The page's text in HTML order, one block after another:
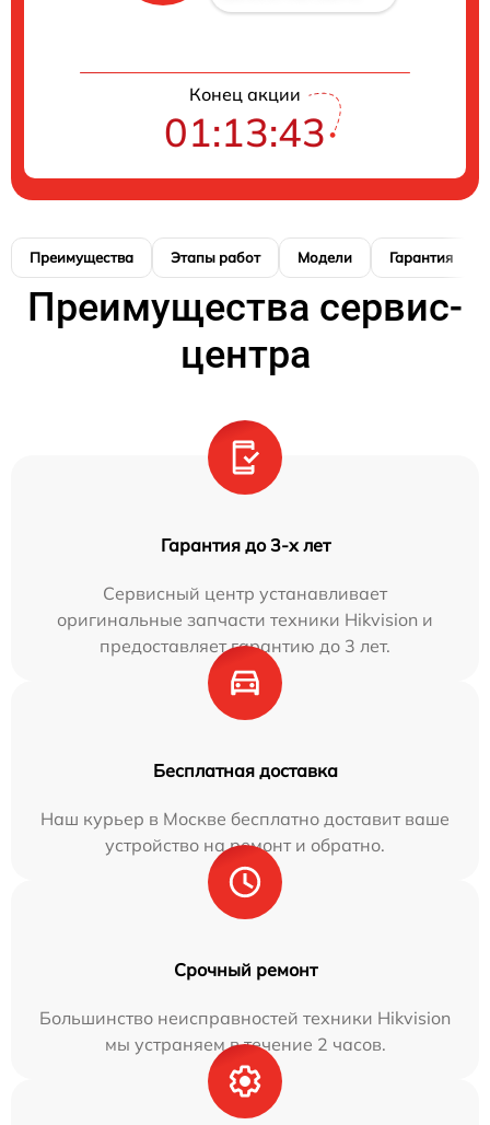
Конец акции
01:13:42
Преимущества Этапы работ Модели Гарантия
Преимущества сервис-
центра
Гарантия до 3-х лет
Сервисный центр устанавливает
оригинальные запчасти техники Hikvision и
предоставляет гарантию до 3 лет.
Бесплатная доставка
Наш курьер в Москве бесплатно доставит ваше
устройство на ремонт и обратно.
Срочный ремонт
Большинство неисправностей техники Hikvision
мы устраняем в течение 2 часов.